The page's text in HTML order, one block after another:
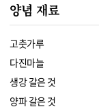
양념 재료
고춧가루
다진마늘
생강 갈은 것
양파 갈은 것